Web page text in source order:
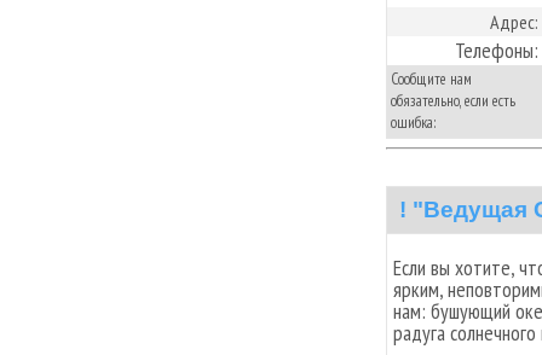
Адрес:
Телефоны:
Сообщите нам
обязательно, если есть
ошибка:
! "Beдущая
Если вы хотите,
ярким,
нам: бушующий
радуга